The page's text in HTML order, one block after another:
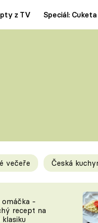
z TV Speciál: Cuketa
večeře Česká
-
recept na